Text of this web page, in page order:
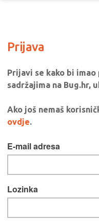
Prijava
Prijavi se kako bi
sadržajima na Bug.hr,
Ako još nemaš
ovdje.
E-mail adresa
Lozinka